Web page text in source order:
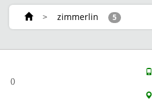
> zimmerlin 5
()